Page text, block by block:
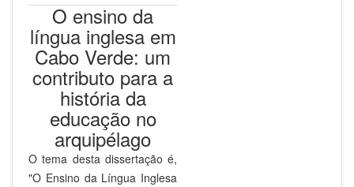
O ensino da
língua inglesa em
Cabo Verde: um
contributo para a
história da
educação no
arquipélago
O tema desta dissertação é,
"O Ensino da Língua Inglesa